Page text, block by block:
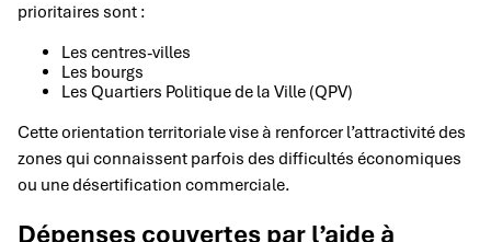
prioritaires sont :
Les centres-villes
Les bourgs
Les Quartiers Politique de la Ville (QPV)
Cette orientation territoriale vise à renforcer l’attractivité des
zones qui connaissent parfois des difficultés économiques
ou une désertification commerciale.
Dépenses couvertes par l’aide à